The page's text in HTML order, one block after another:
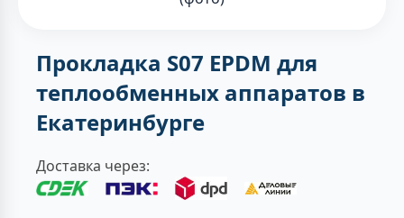
Прокладка S07 EPDM для
теплообменных аппаратов в
Екатеринбурге
Доставка через: